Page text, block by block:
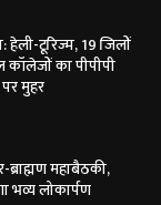
हेली-टूरिज्म, 19 जिलों
का पीपीपी
मुहर
महाबैठकी,
भव्य लोकार्पण